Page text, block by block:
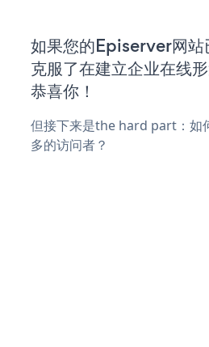
如果您的Episerver网站
克服了在建立企业在线
恭喜你！
但接下来是the hard part：如
多的访问者？